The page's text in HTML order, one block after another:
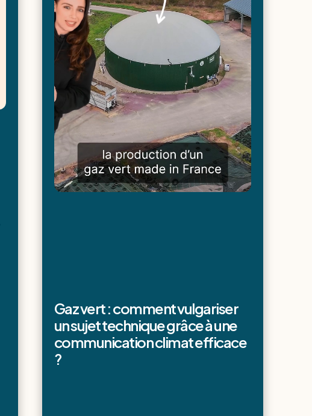
Gaz vert : comment vulgariser
un sujet technique grâce à une
communication climat efficace
?